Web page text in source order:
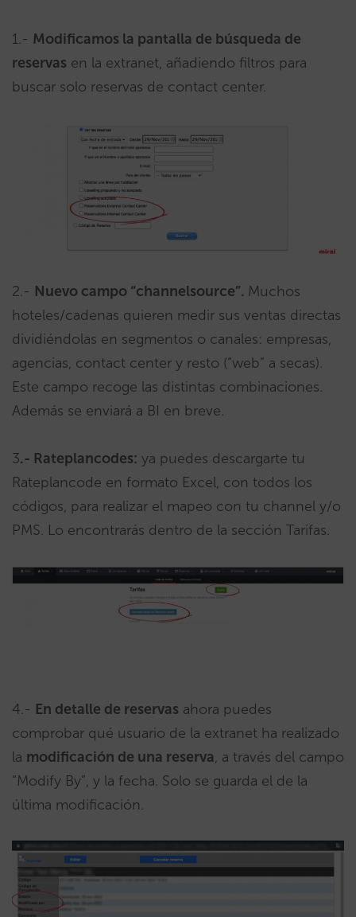
1.- Modificamos la pantalla de búsqueda de
reservas en la extranet, añadiendo filtros para
buscar solo reservas de contact center.
2.- Nuevo campo “channelsource”. Muchos
hoteles/cadenas quieren medir sus ventas directas
dividiéndolas en segmentos o canales: empresas,
agencias, contact center y resto (“web” a secas).
Este campo recoge las distintas combinaciones.
Además se enviará a BI en breve.
3.- Rateplancodes: ya puedes descargarte tu
Rateplancode en formato Excel, con todos los
códigos, para realizar el mapeo con tu channel y/o
PMS. Lo encontrarás dentro de la sección Tarifas.
4.- En detalle de reservas ahora puedes
comprobar qué usuario de la extranet ha realizado
la modificación de una reserva, a través del campo
“Modify By”, y la fecha. Solo se guarda el de la
última modificación.